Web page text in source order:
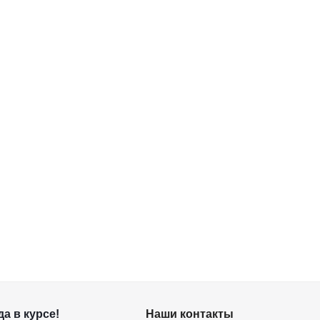
в курсе! Наши контакты